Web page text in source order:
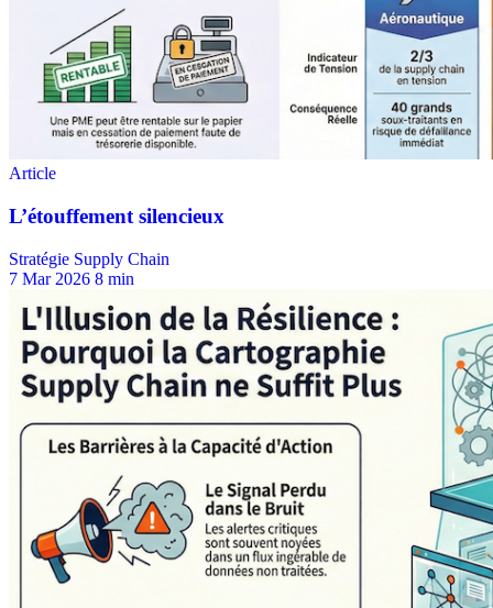
Stratégie Supply Chain
7 Mar 2026 8 min